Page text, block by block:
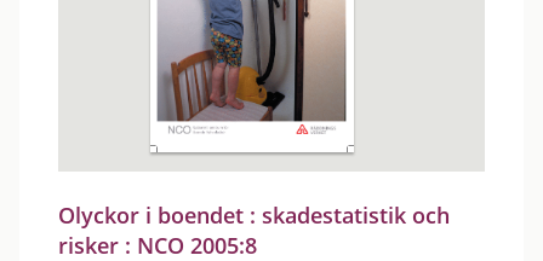
Olyckor i boendet : skadestatistik och
risker : NCO 2005:8